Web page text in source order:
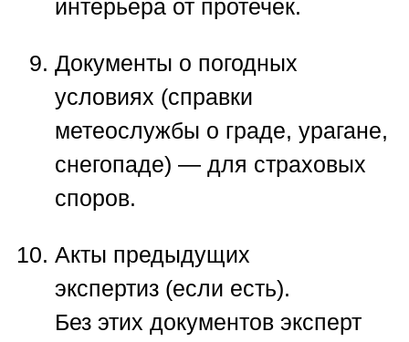
интерьера от протечек.
Документы о погодных
условиях (справки
метеослужбы о граде, урагане,
снегопаде) — для страховых
споров.
Акты предыдущих
экспертиз (если есть).
Без этих документов эксперт